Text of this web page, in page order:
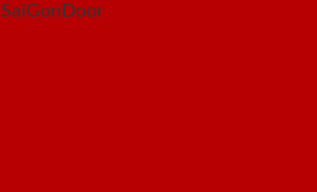
SaiGonDoor